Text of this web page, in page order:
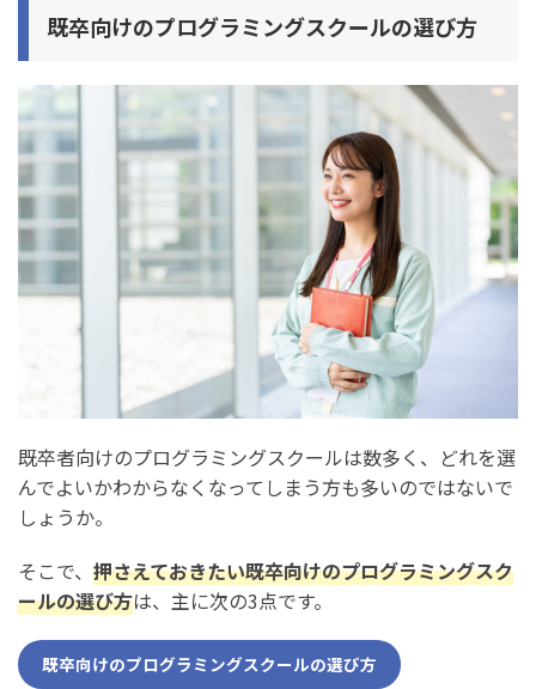
1. ポートフォリオの質を高める
2. 就職支援（選考対策やキャリア相談）をフル活用する
3. IT業界や企業、IT職種への理解を深めておく
プログラミングスクールから内定獲得できる既卒の特徴
1. コミュニケーション能力が高い人
2. 新しい情報の収集が上手な人
3. パソコン作業やデスクワークが好きな人
既卒向けのプログラミングスクールに関するよくある質
問
1. 既卒でもプログラミングスクールの転職保証の対象？
3. 30代の既卒でも転職支援を利用できる？
まとめ：既卒向けのプログラミングスクールおすすめ7選
【転職できないって本当？】
既卒向けのプログラミングスクールの選び方
既卒者向けのプログラミングスクールは数多く、どれを選
んでよいかわからなくなってしまう方も多いのではないで
しょうか。
そこで、 押さえておきたい既卒向けのプログラミングスク
ールの選び方は、主に次の3点です。
既卒向けのプログラミングスクールの選び方